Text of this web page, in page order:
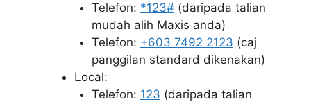
Telefon: *123# (daripada talian
mudah alih Maxis anda)
Telefon: +603 7492 2123 (caj
panggilan standard dikenakan)
Local:
Telefon: 123 (daripada talian